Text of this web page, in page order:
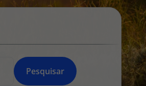
Estrangeiro
suas viagens, tem ainda ao seu
a funcionar todos os dias úteis das
das 10:00 às 14:00.
Pesquisar